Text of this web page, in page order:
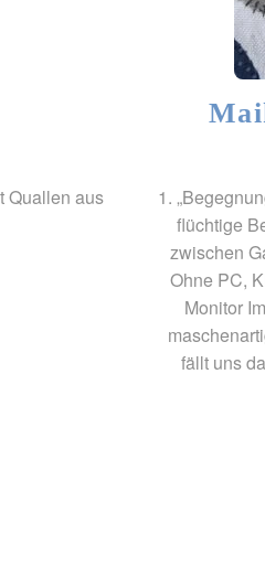
Quallen aus
1.
flüchtige
zwischen
Ohne PC,
Monitor
fällt uns